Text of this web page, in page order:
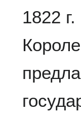
1822